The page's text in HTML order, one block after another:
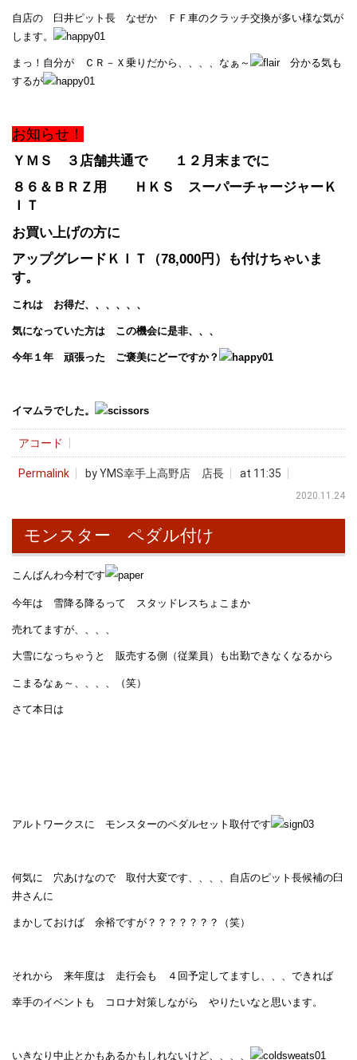
自店の 臼井ピット長 なぜか ＦＦ車のクラッチ交換が多い様な気が
します。
まっ！自分が ＣＲ－Ｘ乗りだから、、、、なぁ～
分かる気も
するが
お知らせ！
ＹＭＳ ３店舗共通で １２月末までに
８６＆ＢＲＺ用 ＨＫＳ スーパーチャージャーＫ
ＩＴ
お買い上げの方に
アップグレードＫＩＴ（78,000円）も付けちゃいま
す。
これは お得だ、、、、、、
気になっていた方は この機会に是非、、、
今年１年 頑張った ご褒美にどーですか？
イマムラでした。
アコード
Permalink by YMS幸手上高野店 店長 at 11:35
2020.11.24
モンスター ペダル付け
こんばんわ今村です
今年は 雪降る降るって スタッドレスちょこまか
売れてますが、、、、
大雪になっちゃうと 販売する側（従業員）も出勤できなくなるから
こまるなぁ～、、、、（笑）
さて本日は
アルトワークスに モンスターのペダルセット取付です
何気に 穴あけなので 取付大変です、、、、自店のピット長候補の臼
井さんに
まかしておけば 余裕ですが？？？？？？？（笑）
それから 来年度は 走行会も ４回予定してますし、、、できれば
幸手のイベントも コロナ対策しながら やりたいなと思います。
いきなり中止とかもあるかもしれないけど、、、、